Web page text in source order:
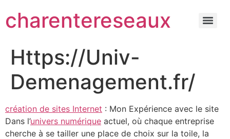
charentereseaux
Https://Univ-
Demenagement.fr/
création de sites Internet : Mon Expérience avec le site
Dans l’univers numérique actuel, où chaque entreprise
cherche à se tailler une place de choix sur la toile, la